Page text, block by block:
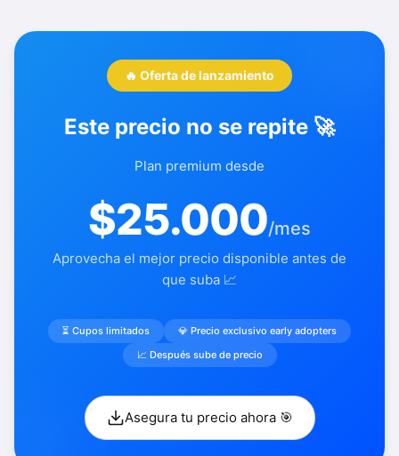
🔥 Oferta de lanzamiento
Este precio no se repite 🚀
Plan premium desde
$25.000/mes
Aprovecha el mejor precio disponible antes de
que suba 📈
⏳ Cupos limitados
💎 Precio exclusivo early adopters
📈 Después sube de precio
Asegura tu precio ahora 🎯